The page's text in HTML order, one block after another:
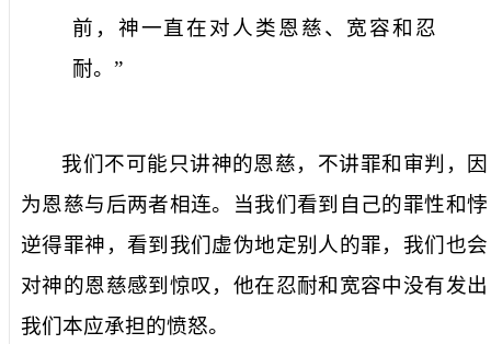
前，神一直在对人类恩慈、宽容和忍
耐。”
我们不可能只讲神的恩慈，不讲罪和审判，因
为恩慈与后两者相连。当我们看到自己的罪性和悖
逆得罪神，看到我们虚伪地定别人的罪，我们也会
对神的恩慈感到惊叹，他在忍耐和宽容中没有发出
我们本应承担的愤怒。